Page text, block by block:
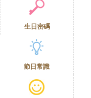
生日密碼
節日常識